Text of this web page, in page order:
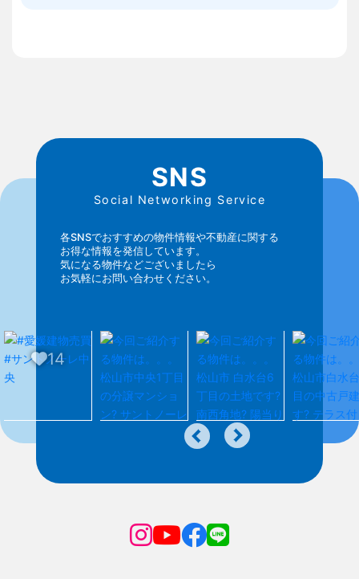
SNS
Social Networking Service
各SNSでおすすめの物件情報や不動産に関する
お得な情報を発信しています。
気になる物件などございましたら
お気軽にお問い合わせください。